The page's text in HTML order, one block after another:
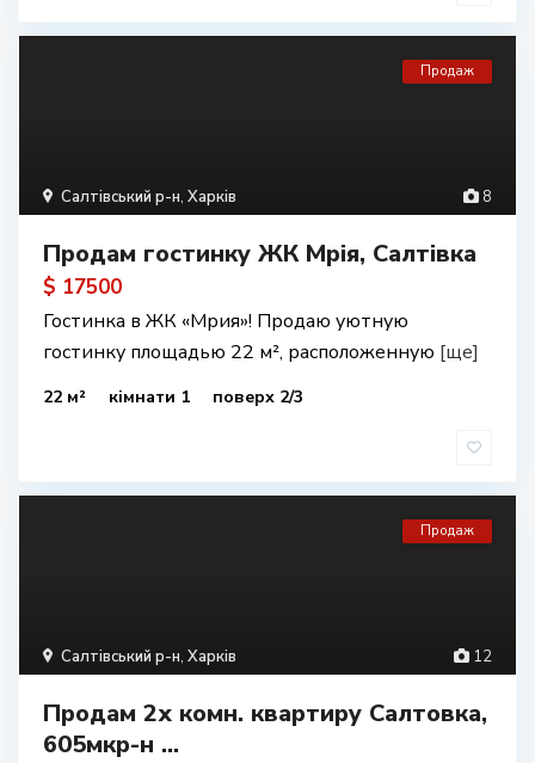
8
Салтівський р-н, Харків
Продаж
Продам гостинку ЖК Мрія, Салтівка
$ 17500
Гостинка в ЖК «Мрия»! Продаю уютную
гостинку площадью 22 м², расположенную [ще]
22 м² кімнати 1 поверх 2/3
12
Салтівський р-н, Харків
Продаж
Продам 2х комн. квартиру Салтовка,
605мкр-н ...